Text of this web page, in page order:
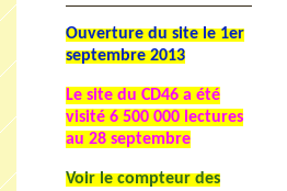
Ouverture du site le 1er
septembre 2013
Le site du CD46 a été
visité 6 500 000 lectures
au 28 septembre
Voir le compteur des